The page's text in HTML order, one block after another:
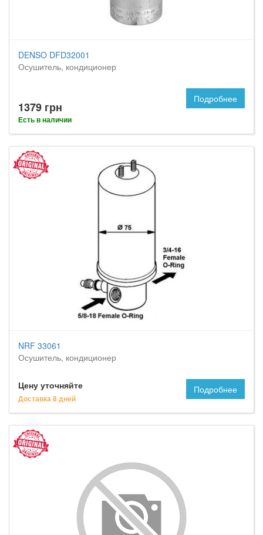
DENSO DFD32001
Осушитель, кондиционер
1379 грн
Есть в наличии
Подробнее
NRF 33061
Осушитель, кондиционер
Цену уточняйте
Доставка 8 дней
Подробнее